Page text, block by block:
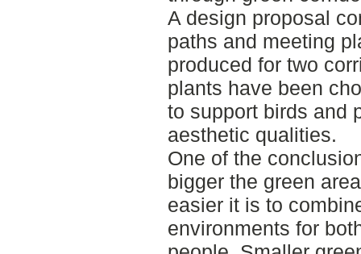
A design proposal
paths and meeting
produced for two
plants have been
to support birds and
aesthetic qualities.
One of the
bigger the green
easier it is to
environments for